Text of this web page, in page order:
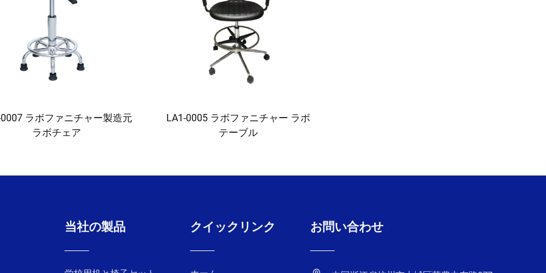
ラボファニチャー製造元
ラボチェア
LA1-0005 ラボファニチャー ラボ
テーブル
当社の製品 クイックリンク お問い合わせ